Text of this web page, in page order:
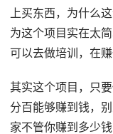
上买东西，为什么
为这个项目实在太
可以去做培训，在
其实这个项目，只
分百能够赚到钱，
家不管你赚到多少